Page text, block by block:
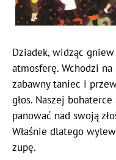
Dziadek, widząc
atmosferę. Wchodzi
zabawny taniec i
głos. Naszej
panować nad swoją
Właśnie dlatego
zupę.